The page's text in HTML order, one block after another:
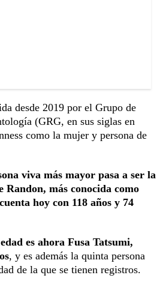
desde 2019 por el Grupo de
(GRG, en sus siglas en
como la mujer y persona de
viva más mayor pasa a ser la
Randon, más conocida como
hoy con 118 años y 74
es ahora Fusa Tatsumi,
, y es además la quinta persona
de la que se tienen registros.